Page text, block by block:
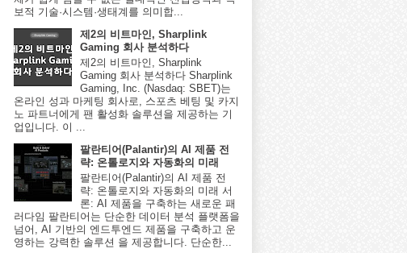
보적 기술·시스템·생태계를 의미합...
제2의 비트마인, Sharplink
Gaming 회사 분석하다
제2의 비트마인, Sharplink
Gaming 회사 분석하다 Sharplink
Gaming, Inc. (Nasdaq: SBET)는
온라인 성과 마케팅 회사로, 스포츠 베팅 및 카지
노 파트너에게 팬 활성화 솔루션을 제공하는 기
업입니다. 이 ...
팔란티어(Palantir)의 AI 제품 전
략: 온톨로지와 자동화의 미래
팔란티어(Palantir)의 AI 제품 전
략: 온톨로지와 자동화의 미래 서
론: AI 제품을 구축하는 새로운 패
러다임 팔란티어는 단순한 데이터 분석 플랫폼을
넘어, AI 기반의 엔드투엔드 제품을 구축하고 운
영하는 강력한 솔루션 을 제공합니다. 단순한...